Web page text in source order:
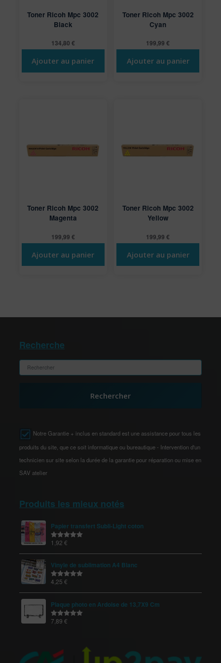
Toner Ricoh Mpc 3002
Black
134,80 €
Ajouter au panier
Toner Ricoh Mpc 3002
Cyan
199,99€
Ajouter au panier
Toner Ricoh Mpc 3002
Magenta
199,99 €
Ajouter au panier
Toner Ricoh Mpc 3002
Yellow
199,99€
Ajouter au panier
Recherche
Rechercher
Notre Garantie + inclus en standard est une assistance pour tous les
produits du site, que ce soit informatique ou bureautique - Intervention d'un
technicien sur site selon la durée de la garantie pour réparation ou mise en
SAV atelier
Produits les mieux notés
Papier transfert Subli-Light coton
Note5.00
1,92 €
Vinyle de sublimation A4 Blanc
Note5.00
4,25 €
Plaque photo en Ardoise de 13,7X9 Cm
Note5.00
7,89 €